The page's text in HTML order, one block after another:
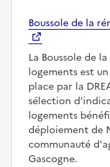
Boussole de la
La Boussole de
logements est
place par la
sélection
logements
déploiement de
communauté
Gascogne.